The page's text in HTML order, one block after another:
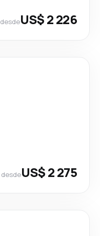
desdeUS$ 2 226
desdeUS$ 2 275